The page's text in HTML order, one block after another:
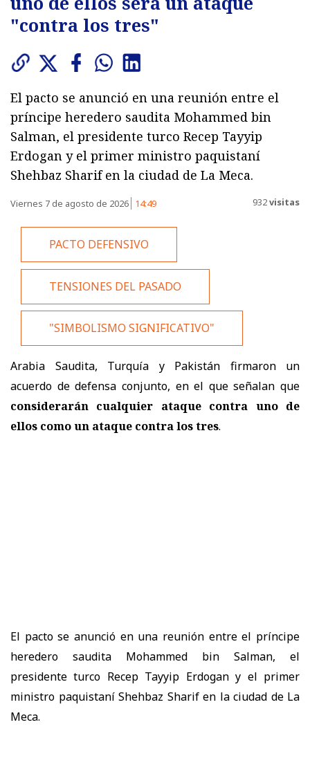
"contra los tres"
El pacto se anunció en una reunión entre el
príncipe heredero saudita Mohammed bin
Salman, el presidente turco Recep Tayyip
Erdogan y el primer ministro paquistaní
Shehbaz Sharif en la ciudad de La Meca.
Viernes 7 de agosto de 2026 14:49 932visitas
PACTO DEFENSIVO
TENSIONES DEL PASADO
"SIMBOLISMO SIGNIFICATIVO"
Arabia Saudita, Turquía y Pakistán firmaron un
acuerdo de defensa conjunto, en el que señalan que
considerarán cualquier ataque contra uno de
ellos como un ataque contra los tres.
El pacto se anunció en una reunión entre el príncipe
heredero saudita Mohammed bin Salman, el
presidente turco Recep Tayyip Erdogan y el primer
ministro paquistaní Shehbaz Sharif en la ciudad de La
Meca.